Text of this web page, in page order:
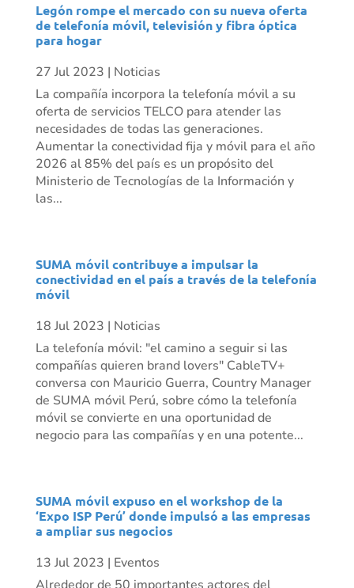
Legón rompe el mercado con su nueva oferta
de telefonía móvil, televisión y fibra óptica
para hogar
27 Jul 2023 | Noticias
La compañía incorpora la telefonía móvil a su
oferta de servicios TELCO para atender las
necesidades de todas las generaciones.
Aumentar la conectividad fija y móvil para el año
2026 al 85% del país es un propósito del
Ministerio de Tecnologías de la Información y
las...
SUMA móvil contribuye a impulsar la
conectividad en el país a través de la telefonía
móvil
18 Jul 2023 | Noticias
La telefonía móvil: "el camino a seguir si las
compañías quieren brand lovers" CableTV+
conversa con Mauricio Guerra, Country Manager
de SUMA móvil Perú, sobre cómo la telefonía
móvil se convierte en una oportunidad de
negocio para las compañías y en una potente...
SUMA móvil expuso en el workshop de la
‘Expo ISP Perú’ donde impulsó a las empresas
a ampliar sus negocios
13 Jul 2023 | Eventos